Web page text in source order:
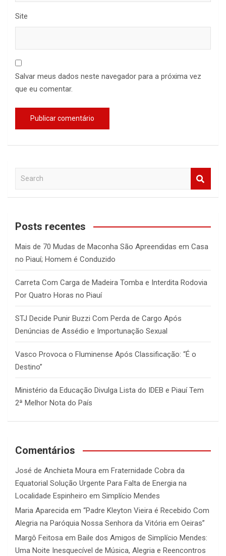
Site
Salvar meus dados neste navegador para a próxima vez
que eu comentar.
a
c
Posts recentes
Mais de 70 Mudas de Maconha São Apreendidas em Casa
no Piauí; Homem é Conduzido
Carreta Com Carga de Madeira Tomba e Interdita Rodovia
Por Quatro Horas no Piauí
STJ Decide Punir Buzzi Com Perda de Cargo Após
Denúncias de Assédio e Importunação Sexual
Vasco Provoca o Fluminense Após Classificação: “É o
Destino”
Ministério da Educação Divulga Lista do IDEB e Piauí Tem
2ª Melhor Nota do País
Comentários
José de Anchieta Moura em Fraternidade Cobra da
Equatorial Solução Urgente Para Falta de Energia na
Localidade Espinheiro em Simplício Mendes
Maria Aparecida em “Padre Kleyton Vieira é Recebido Com
Alegria na Paróquia Nossa Senhora da Vitória em Oeiras”
Margô Feitosa em Baile dos Amigos de Simplício Mendes:
Uma Noite Inesquecível de Música, Alegria e Reencontros